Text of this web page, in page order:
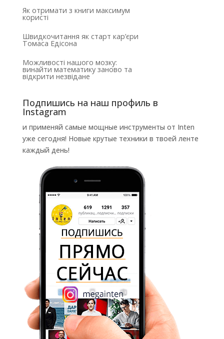
Як отримати з книги максимум
користі
Швидкочитання як старт кар’єри
Томаса Едісона
Можливості нашого мозку:
винайти математику заново та
відкрити незвідане
Подпишись на наш профиль в
Instagram
и применяй самые мощные инструменты от Inten
уже сегодня! Новые крутые техники в твоей ленте
каждый день!